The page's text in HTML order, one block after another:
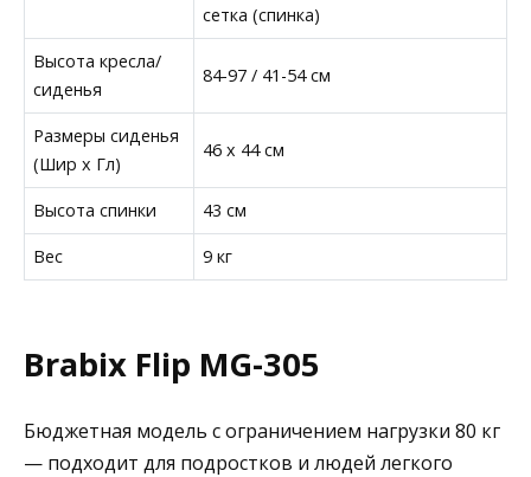
сетка (спинка)
Высота кресла/
сиденья
84-97 / 41-54 см
Размеры сиденья
(Шир х Гл)
46 x 44 см
Высота спинки 43 см
Вес 9 кг
Brabix Flip MG-305
Бюджетная модель с ограничением нагрузки 80 кг
— подходит для подростков и людей легкого